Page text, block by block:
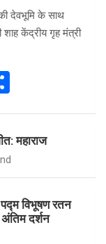
देवभूमि के साथ
केंद्रीय गृह मंत्री
eमहाराज
विभूषण रतन
दर्शन